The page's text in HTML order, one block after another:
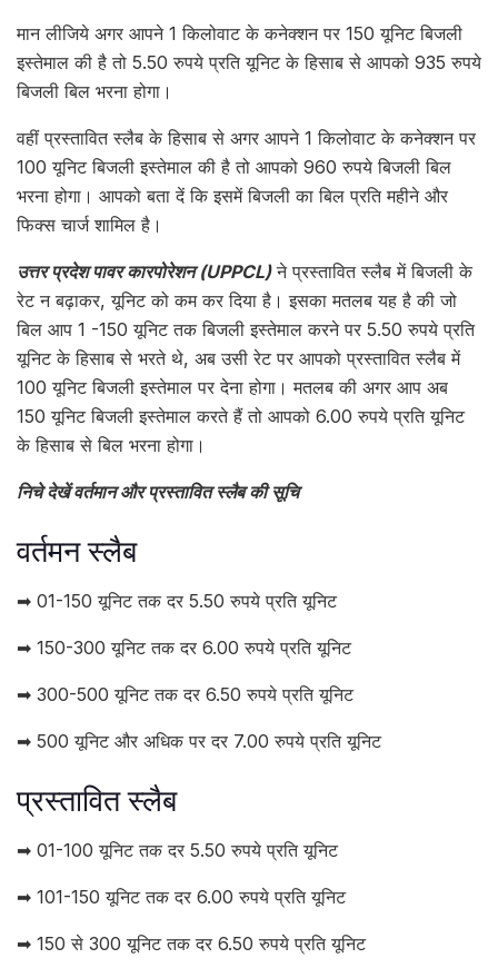
मान लीजिये अगर आपने 1 किलोवाट के कनेक्शन पर 150 यूनिट बिजली
इस्तेमाल की है तो 5.50 रुपये प्रति यूनिट के हिसाब से आपको 935 रुपये
बिजली बिल भरना होगा।
वहीं प्रस्तावित स्लैब के हिसाब से अगर आपने 1 किलोवाट के कनेक्शन पर
100 यूनिट बिजली इस्तेमाल की है तो आपको 960 रुपये बिजली बिल
भरना होगा। आपको बता दें कि इसमें बिजली का बिल प्रति महीने और
फिक्स चार्ज शामिल है।
उत्तर प्रदेश पावर कारपोरेशन (UPPCL)ने प्रस्तावित स्लैब में बिजली के
रेट न बढ़ाकर, यूनिट को कम कर दिया है। इसका मतलब यह है की जो
बिल आप 1 -150 यूनिट तक बिजली इस्तेमाल करने पर 5.50 रुपये प्रति
यूनिट के हिसाब से भरते थे, अब उसी रेट पर आपको प्रस्तावित स्लैब में
100 यूनिट बिजली इस्तेमाल पर देना होगा। मतलब की अगर आप अब
150 यूनिट बिजली इस्तेमाल करते हैं तो आपको 6.00 रुपये प्रति यूनिट
के हिसाब से बिल भरना होगा।
निचे देखें वर्तमान और प्रस्तावित स्लैब की सूचि
वर्तमन स्लैब
➡ 01-150 यूनिट तक दर 5.50 रुपये प्रति यूनिट
➡ 150-300 यूनिट तक दर 6.00 रुपये प्रति यूनिट
➡ 300-500 यूनिट तक दर 6.50 रुपये प्रति यूनिट
➡ 500 यूनिट और अधिक पर दर 7.00 रुपये प्रति यूनिट
प्रस्तावित स्लैब
➡ 01-100 यूनिट तक दर 5.50 रुपये प्रति यूनिट
➡ 101-150 यूनिट तक दर 6.00 रुपये प्रति यूनिट
➡ 150 से 300 यूनिट तक दर 6.50 रुपये प्रति यूनिट